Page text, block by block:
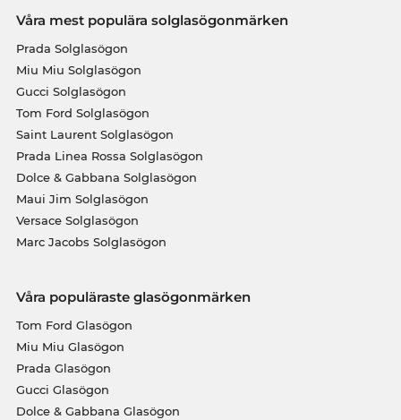
Våra mest populära solglasögonmärken
Prada Solglasögon
Miu Miu Solglasögon
Gucci Solglasögon
Tom Ford Solglasögon
Saint Laurent Solglasögon
Prada Linea Rossa Solglasögon
Dolce & Gabbana Solglasögon
Maui Jim Solglasögon
Versace Solglasögon
Marc Jacobs Solglasögon
Våra populäraste glasögonmärken
Tom Ford Glasögon
Miu Miu Glasögon
Prada Glasögon
Gucci Glasögon
Dolce & Gabbana Glasögon